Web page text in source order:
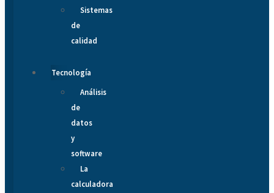
Sistemas
de
calidad
Tecnología
Análisis
de
datos
y
software
La
calculadora